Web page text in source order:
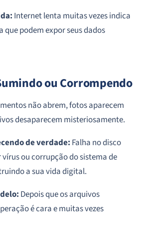
Internet lenta muitas vezes indica
que podem expor seus dados
ou Corrompendo
não abrem, fotos aparecem
desaparecem misteriosamente.
de verdade: Falha no disco
ou corrupção do sistema de
a sua vida digital.
Depois que os arquivos
é cara e muitas vezes